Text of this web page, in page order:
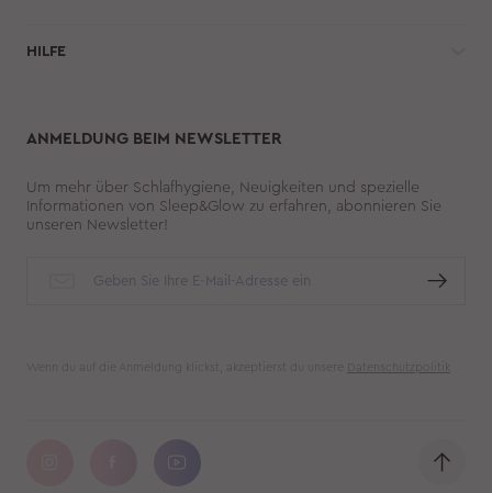
HILFE
ANMELDUNG BEIM NEWSLETTER
Um mehr über Schlafhygiene, Neuigkeiten und spezielle
Informationen von Sleep&Glow zu erfahren, abonnieren Sie
unseren Newsletter!
Wenn du auf die Anmeldung klickst, akzeptierst du unsere Datenschutzpolitik